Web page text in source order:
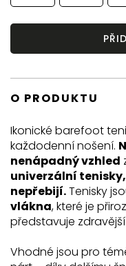
O PRODUKTU
Ikonické barefoot
každodenní nošení.
nenápadný vzhled
univerzální
nepřebijí.Tenisky
vlákna, které je
představuje
Vhodné jsou pro